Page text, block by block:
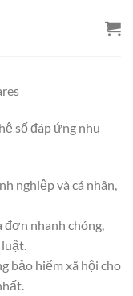
số đáp ứng nhu
nghiệp và cá nhân,
nhanh chóng,
bảo hiểm xã hội cho